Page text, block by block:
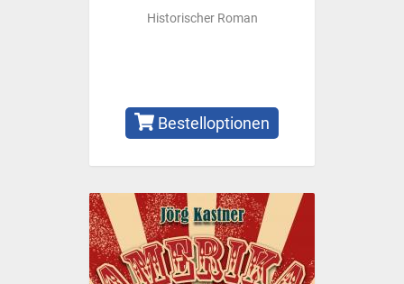
Historischer Roman
Bestelloptionen